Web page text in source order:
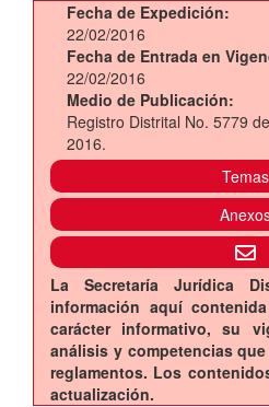
Fecha de Expedición:
22/02/2016
Fecha de Entrada en
22/02/2016
Medio de Publicación:
Registro Distrital No. 5779
2016.
Temas
La Secretaría Jurídica
información aquí
carácter informativo, su
análisis y competencias
reglamentos. Los
actualización.